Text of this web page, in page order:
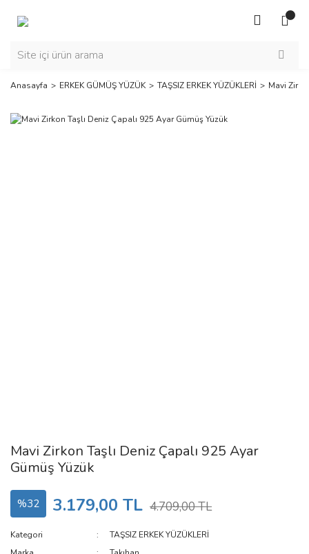
Anasayfa ERKEK GÜMÜŞ YÜZÜK TAŞSIZ ERKEK YÜZÜKLERİ Mavi
Mavi Zirkon Taşlı Deniz Çapalı 925 Ayar
Gümüş Yüzük
%32 3.179,00 TL 4.709,00 TL
Kategori
TAŞSIZ ERKEK YÜZÜKLERİ